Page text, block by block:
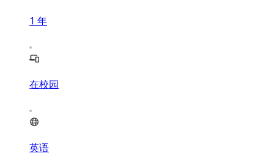
1 年
在校园
英语